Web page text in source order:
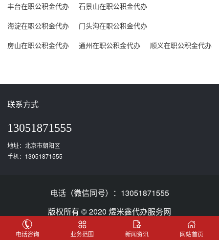
丰台在职公积金代办
石景山在职公积金代办
海淀在职公积金代办
门头沟在职公积金代办
房山在职公积金代办
通州在职公积金代办 顺义在职公积金代办
联系方式
13051871555
地址：北京市朝阳区
手机：13051871555
电话（微信同号）：13051871555
版权所有 © 2020 煜米鑫代办服务网
51LA统计
备案号： 豫ICP备2025125661号
电话咨询 业务范围 新闻资讯 网站首页